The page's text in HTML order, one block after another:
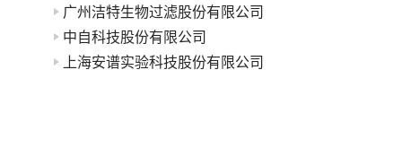
广州洁特生物过滤股份有限公司
中自科技股份有限公司
上海安谱实验科技股份有限公司